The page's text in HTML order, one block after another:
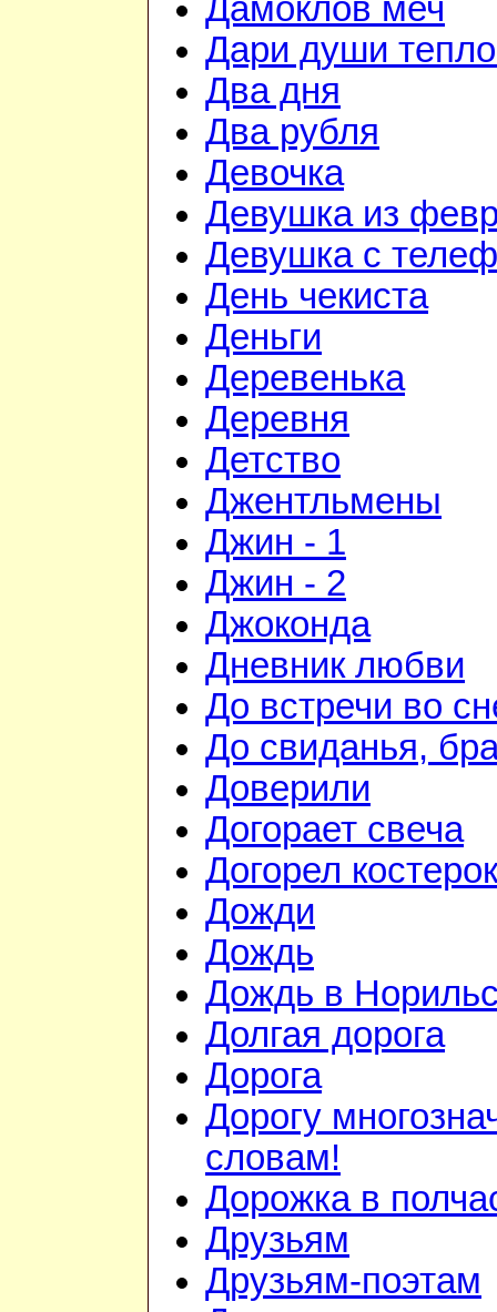
Дамоклов меч
Дари души
Два дня
Два рубля
Девочка
Девушка из
Девушка с
День чекиста
Деньги
Деревенька
Деревня
Детство
Джентльмены
Джин - 1
Джин - 2
Джоконда
Дневник любви
До встречи во
До свиданья,
Доверили
Догорает свеча
Догорел костерок
Дожди
Дождь
Дождь в
Долгая дорога
Дорога
Дорогу
словам!
Дорожка в
Друзьям
Друзьям-поэтам